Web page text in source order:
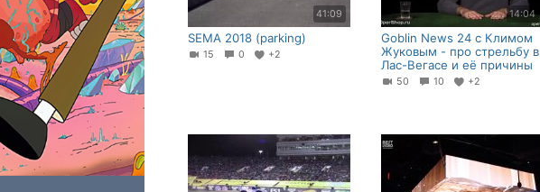
41:09
SEMA 2018 (parking)
15 0 +2
14:04
Goblin News 24 с Климом
Жуковым - про стрельбу в
Лас-Вегасе и её причины
50 10 +2